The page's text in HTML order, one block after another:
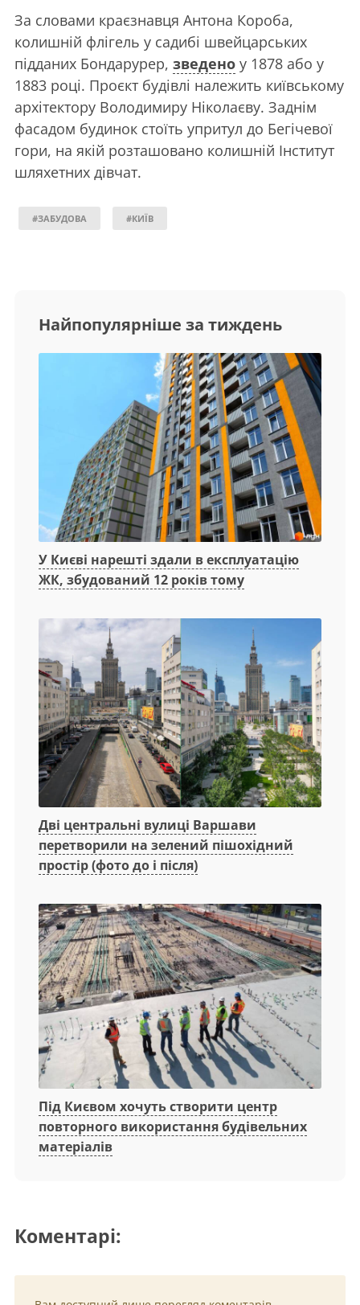
За словами краєзнавця Антона Короба,
колишній флігель у садибі швейцарських
підданих Бондарурер, зведено у 1878 або у
1883 році. Проєкт будівлі належить київському
архітектору Володимиру Ніколаєву. Заднім
фасадом будинок стоїть упритул до Бегічевої
гори, на якій розташовано колишній Інститут
шляхетних дівчат.
#ЗАБУДОВА #КИЇВ
Найпопулярніше за тиждень
У Києві нарешті здали в експлуатацію
ЖК, збудований 12 років тому
Дві центральні вулиці Варшави
перетворили на зелений пішохідний
простір (фото до і після)
Під Києвом хочуть створити центр
повторного використання будівельних
матеріалів
Коментарі: